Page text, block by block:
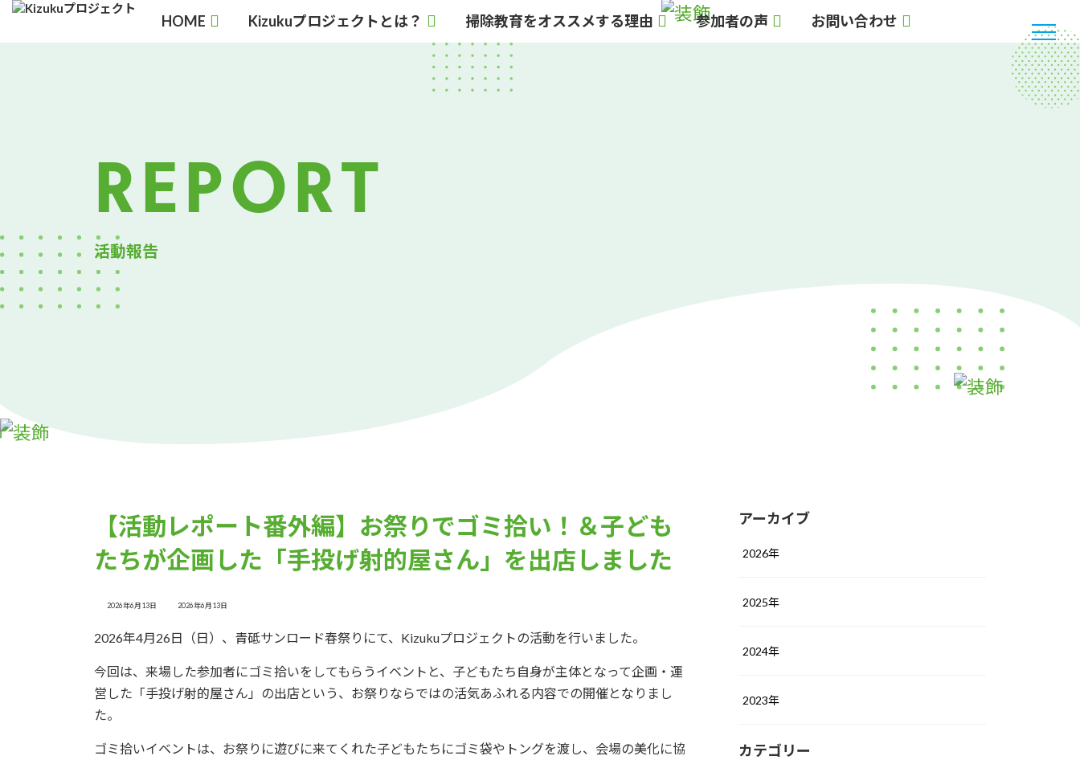
テ
ゲ
HOME Kizukuプロジェクトとは？ 掃除教育をオススメする理由 参加者の声 お問い合わせ
REPORT
活動報告
【活動レポート番外編】お祭りでゴミ拾い！＆子ども
たちが企画した「手投げ射的屋さん」を出店しました
2026年6月13日
最
新
日
2026年6月13日
2026年4月26日（日）、青砥サンロード春祭りにて、Kizukuプロジェクトの活動を行いました。
今回は、来場した参加者にゴミ拾いをしてもらうイベントと、子どもたち自身が主体となって企画・運
営した「手投げ射的屋さん」の出店という、お祭りならではの活気あふれる内容での開催となりまし
た。
ゴミ拾いイベントは、お祭りに遊びに来てくれた子どもたちにゴミ袋やトングを渡し、会場の美化に協
アーカイブ
2026年
2025年
2024年
2023年
カテゴリー